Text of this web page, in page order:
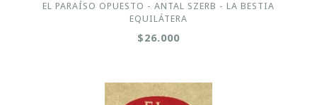
EL PARAÍSO OPUESTO - ANTAL SZERB - LA BESTIA
EQUILÁTERA
$26.000